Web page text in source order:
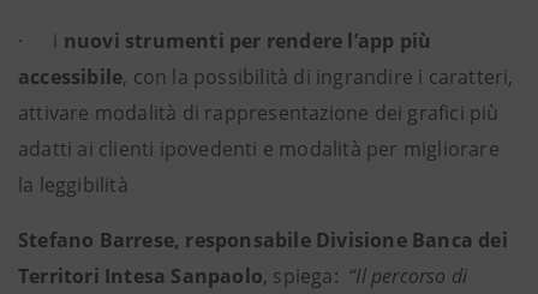
· i nuovi strumenti per rendere l’app più
accessibile, con la possibilità di ingrandire i caratteri,
attivare modalità di rappresentazione dei grafici più
adatti ai clienti ipovedenti e modalità per migliorare
la leggibilità
Stefano Barrese, responsabile Divisione Banca dei
Territori Intesa Sanpaolo, spiega: “Il percorso di